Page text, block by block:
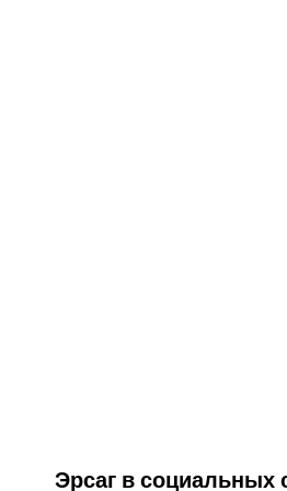
нашей
Эрсаг в социальных